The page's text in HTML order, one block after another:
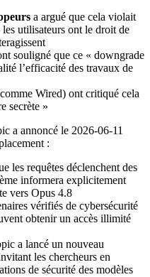
a argué que cela violait
utilisateurs ont le droit de
souligné que ce « downgrade
l’efficacité des travaux de
Wired) ont critiqué cela
secrète »
a annoncé le 2026-06-11
:
les requêtes déclenchent des
informera explicitement
vers Opus 4.8
vérifiés de cybersécurité
obtenir un accès illimité
a lancé un nouveau
les chercheurs en
de sécurité des modèles